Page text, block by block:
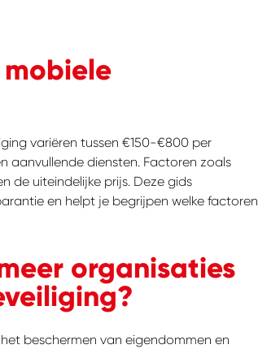
variëren tussen €150-€800 per
aanvullende diensten. Factoren zoals
de uiteindelijke prijs. Deze gids
en helpt je begrijpen welke factoren
organisaties
beschermen van eigendommen en